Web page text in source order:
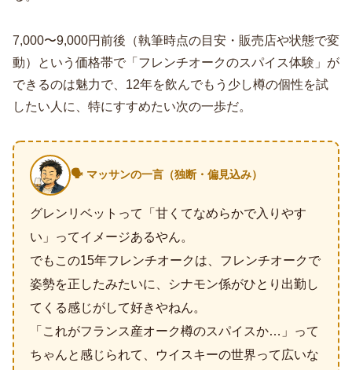
7,000〜9,000円前後（執筆時点の目安・販売店や状態で変
動）という価格帯で「フレンチオークのスパイス体験」が
できるのは魅力で、12年を飲んでもう少し樽の個性を試
したい人に、特にすすめたい次の一歩だ。
🗣️ マッサンの一言（独断・偏見込み）
グレンリベットって「甘くてなめらかで入りやす
い」ってイメージあるやん。
でもこの15年フレンチオークは、フレンチオークで
姿勢を正したみたいに、シナモン係がひとり出勤し
てくる感じがして好きやねん。
「これがフランス産オーク樽のスパイスか…」って
ちゃんと感じられて、ウイスキーの世界って広いな